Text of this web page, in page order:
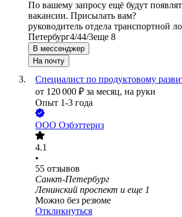
По вашему запросу ещё будут
вакансии. Присылать вам?
руководитель отдела транспортной
Петербург4/44/3еще 8
В мессенджер
На почту
Специалист по продуктовому
от 120 000 ₽ за месяц, на руки
Опыт 1-3 года
ООО Озбэттериз
4.1
•
55 отзывов
Санкт-Петербург
Ленинский проспект и еще 1
Можно без резюме
Откликнуться